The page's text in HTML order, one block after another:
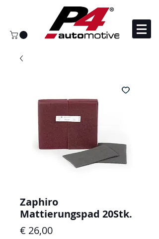
Zaphiro
Mattierungspad 20Stk.
€ 26,00Preis